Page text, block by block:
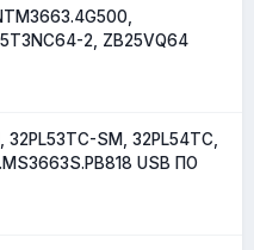
2, ZB25VQ64
32PL53TC-SM, 32PL54TC,
USB ПО